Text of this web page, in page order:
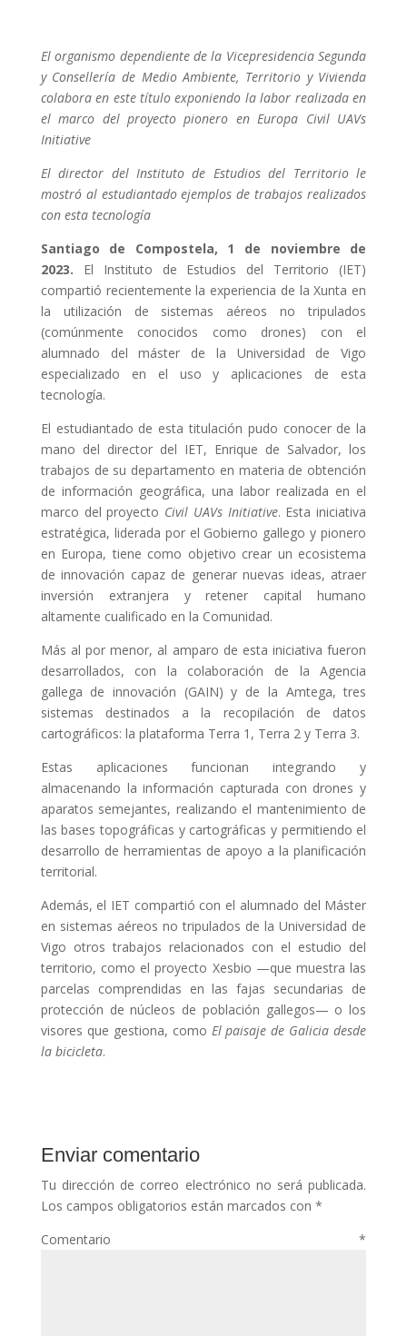
El organismo dependiente de la Vicepresidencia Segunda
y Consellería de Medio Ambiente, Territorio y Vivienda
colabora en este título exponiendo la labor realizada en
el marco del proyecto pionero en Europa Civil UAVs
Initiative
El director del Instituto de Estudios del Territorio le
mostró al estudiantado ejemplos de trabajos realizados
con esta tecnología
Santiago de Compostela, 1 de noviembre de
2023. El Instituto de Estudios del Territorio (IET)
compartió recientemente la experiencia de la Xunta en
la utilización de sistemas aéreos no tripulados
(comúnmente conocidos como drones) con el
alumnado del máster de la Universidad de Vigo
especializado en el uso y aplicaciones de esta
tecnología.
El estudiantado de esta titulación pudo conocer de la
mano del director del IET, Enrique de Salvador, los
trabajos de su departamento en materia de obtención
de información geográfica, una labor realizada en el
marco del proyecto Civil UAVs Initiative. Esta iniciativa
estratégica, liderada por el Gobierno gallego y pionero
en Europa, tiene como objetivo crear un ecosistema
de innovación capaz de generar nuevas ideas, atraer
inversión extranjera y retener capital humano
altamente cualificado en la Comunidad.
Más al por menor, al amparo de esta iniciativa fueron
desarrollados, con la colaboración de la Agencia
gallega de innovación (GAIN) y de la Amtega, tres
sistemas destinados a la recopilación de datos
cartográficos: la plataforma Terra 1, Terra 2 y Terra 3.
Estas aplicaciones funcionan integrando y
almacenando la información capturada con drones y
aparatos semejantes, realizando el mantenimiento de
las bases topográficas y cartográficas y permitiendo el
desarrollo de herramientas de apoyo a la planificación
territorial.
Además, el IET compartió con el alumnado del Máster
en sistemas aéreos no tripulados de la Universidad de
Vigo otros trabajos relacionados con el estudio del
territorio, como el proyecto Xesbio —que muestra las
parcelas comprendidas en las fajas secundarias de
protección de núcleos de población gallegos— o los
visores que gestiona, como El paisaje de Galicia desde
la bicicleta.
Enviar comentario
Tu dirección de correo electrónico no será publicada.
Los campos obligatorios están marcados con *
Comentario*